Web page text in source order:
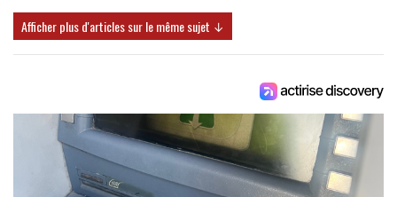
Afficher plus d'articles sur le même sujet ↓